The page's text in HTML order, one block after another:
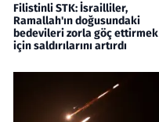
Filistinli STK: İsrailliler,
Ramallah'ın doğusundaki
bedevileri zorla göç ettirmek
için saldırılarını artırdı